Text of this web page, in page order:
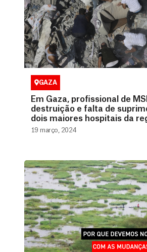
GAZA
Em Gaza, profissional de
destruição e falta de
dois maiores hospitais da
19 março, 2024